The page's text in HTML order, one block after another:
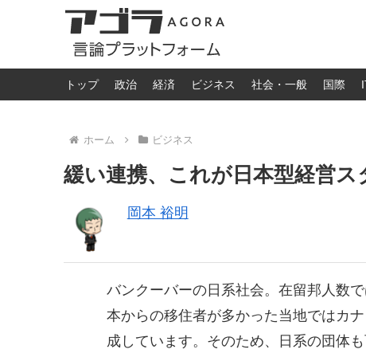
トップ 政治 経済 ビジネス 社会・一般 国際
ホーム ビジネス
緩い連携、これが日本型経営
岡本 裕明
バンクーバーの日系社会。在留邦人数
本からの移住者が多かった当地ではカ
成しています。そのため、日系の団体